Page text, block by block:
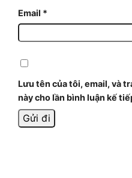
Email *
Lưu tên của tôi, email, và
này cho lần bình luận kế